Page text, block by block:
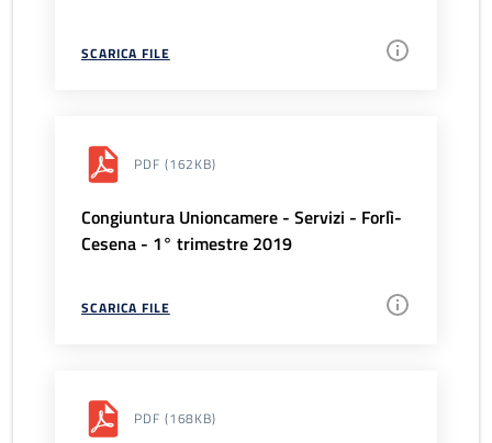
SCARICA FILE
PDF (162KB)
Congiuntura Unioncamere - Servizi - Forlì-
Cesena - 1° trimestre 2019
SCARICA FILE
PDF (168KB)